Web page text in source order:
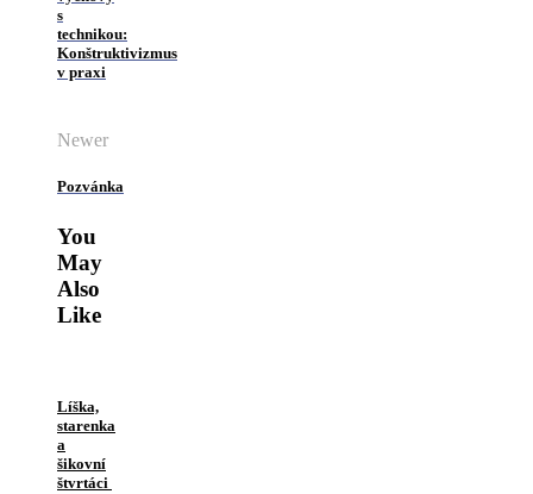
s
technikou:
Konštruktivizmus
v praxi
Newer
Pozvánka
You
May
Also
Like
Líška,
starenka
a
šikovní
štvrtáci